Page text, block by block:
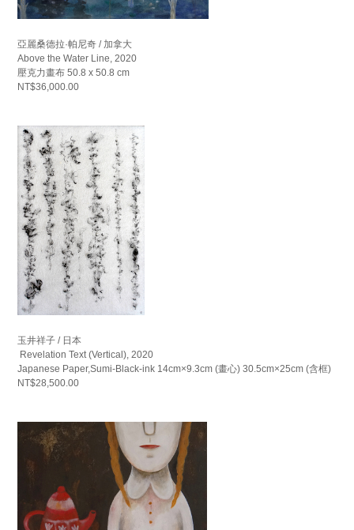
亞麗桑德拉·帕尼奇 / 加拿大
Above the Water Line, 2020
壓克力畫布 50.8 x 50.8 cm
NT$36,000.00
玉井祥子 / 日本
Revelation Text (Vertical), 2020
Japanese Paper,Sumi-Black-ink 14cm×9.3cm (畫心) 30.5cm×25cm (含框)
NT$28,500.00